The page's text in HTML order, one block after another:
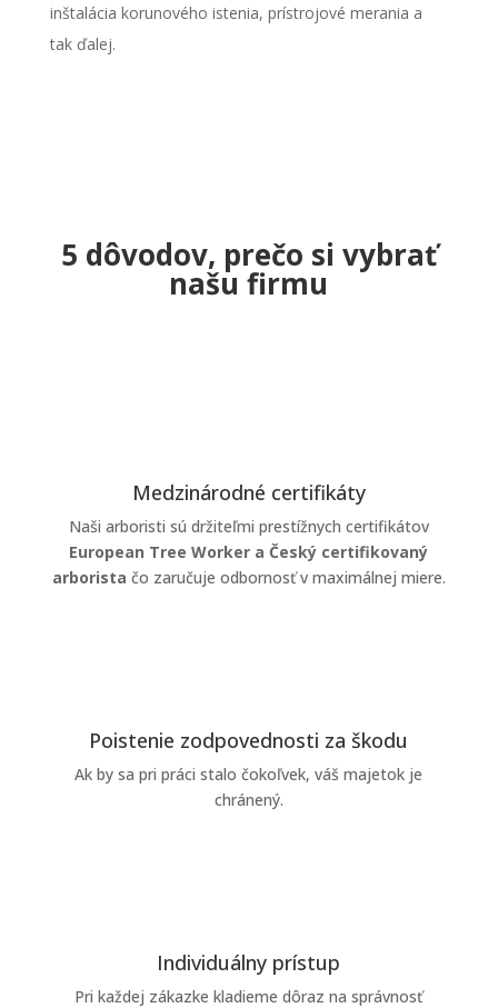
inštalácia korunového istenia, prístrojové merania a
tak ďalej.
5 dôvodov, prečo si vybrať
našu firmu
Medzinárodné certifikáty
Naši arboristi sú držiteľmi prestížnych certifikátov
European Tree Worker a Český certifikovaný
arborista čo zaručuje odbornosť v maximálnej miere.
Poistenie zodpovednosti za škodu
Ak by sa pri práci stalo čokoľvek, váš majetok je
chránený.
Individuálny prístup
Pri každej zákazke kladieme dôraz na správnosť